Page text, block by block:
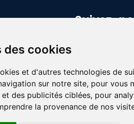
des cookies
et d'autres technologies de
sur notre site, pour vous
des publicités ciblées, pour
la provenance de nos
Suivez-